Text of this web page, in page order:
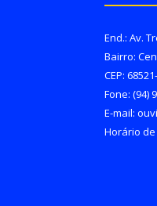
End.: Av.
Bairro:
CEP:
Fone: (94)
E-mail:
Horário de